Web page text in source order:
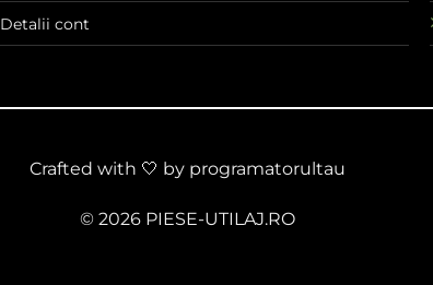
Detalii cont
Crafted with 🤍 by programatorultau
© 2026 PIESE-UTILAJ.RO